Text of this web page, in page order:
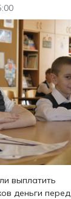
выплатить
деньги перед